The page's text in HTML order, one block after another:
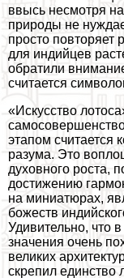
ввысь несмотря
природы не
просто повторяет
для индийцев
обратили
считается
«Искусство
этапом считается
разума. Это
духовного роста,
достижению
на миниатюрах,
божеств
Удивительно, что
значения очень
великих
скрепил единство